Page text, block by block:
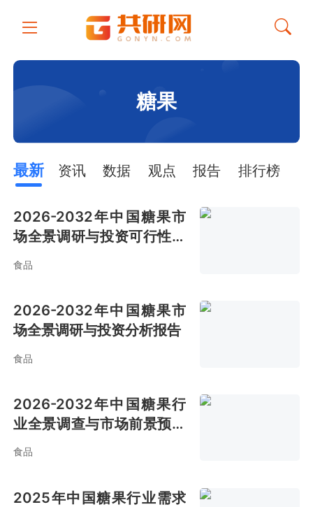
糖果
最新 资讯 数据 观点 报告 排行榜
2026-2032年中国糖果市
场全景调研与投资可行性报
告
食品
2026-2032年中国糖果市
场全景调研与投资分析报告
食品
2026-2032年中国糖果行
业全景调查与市场前景预测
报告
食品
2025年中国糖果行业需求